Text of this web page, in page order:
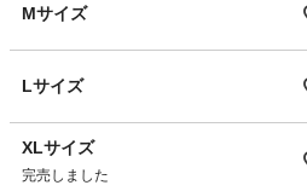
Mサイズ
Lサイズ
XLサイズ
完売しました